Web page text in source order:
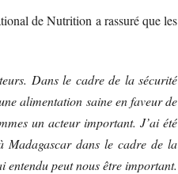
de Nutrition a rassuré que les
Dans le cadre de la sécurité
alimentation saine en faveur de
un acteur important. J’ai été
Madagascar dans le cadre de la
entendu peut nous être important.